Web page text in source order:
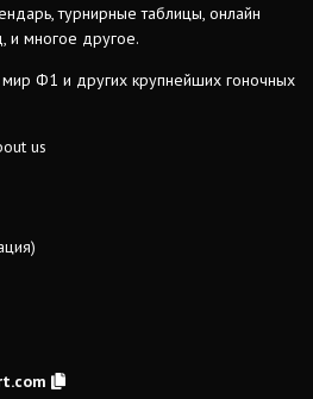
турнирные таблицы, онлайн
и многое другое.
мир Ф1 и других крупнейших гоночных
us